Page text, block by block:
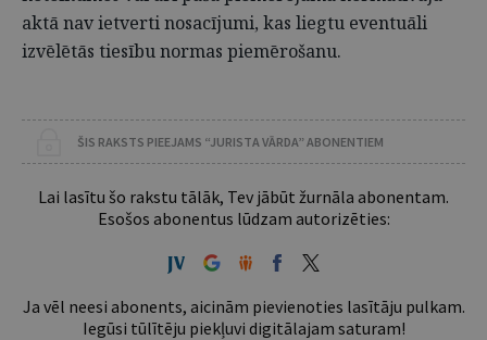
aktā nav ietverti nosacījumi, kas liegtu eventuāli
izvēlētās tiesību normas piemērošanu.
ŠIS RAKSTS PIEEJAMS “JURISTA VĀRDA” ABONENTIEM
Lai lasītu šo rakstu tālāk, Tev jābūt žurnāla abonentam.
Esošos abonentus lūdzam autorizēties:
Ja vēl neesi abonents, aicinām pievienoties lasītāju pulkam.
Iegūsi tūlītēju piekļuvi digitālajam saturam!